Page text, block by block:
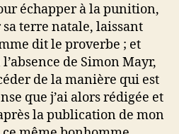
échapper à la punition,
terre natale, laissant
dit le proverbe ; et
de Simon Mayr,
de la manière qui est
que j’ai alors rédigée et
la publication de mon